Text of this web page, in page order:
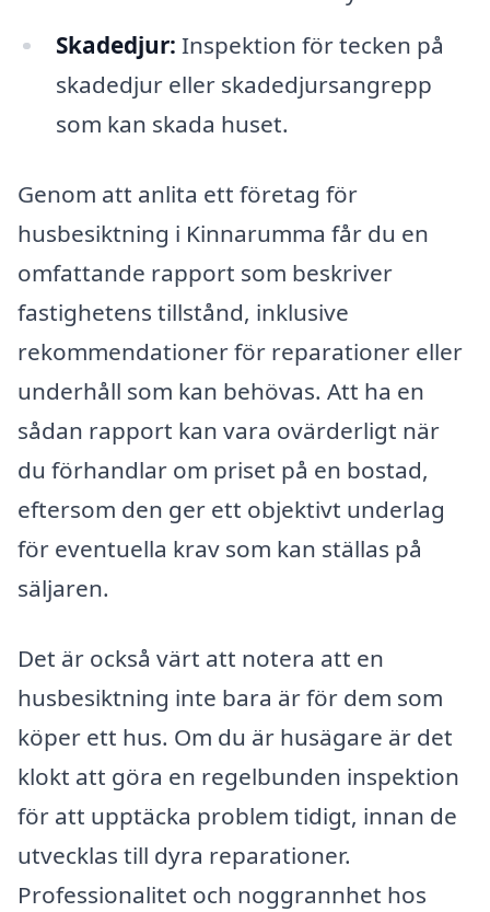
Skadedjur: Inspektion för tecken på
skadedjur eller skadedjursangrepp
som kan skada huset.
Genom att anlita ett företag för
husbesiktning i Kinnarumma får du en
omfattande rapport som beskriver
fastighetens tillstånd, inklusive
rekommendationer för reparationer eller
underhåll som kan behövas. Att ha en
sådan rapport kan vara ovärderligt när
du förhandlar om priset på en bostad,
eftersom den ger ett objektivt underlag
för eventuella krav som kan ställas på
säljaren.
Det är också värt att notera att en
husbesiktning inte bara är för dem som
köper ett hus. Om du är husägare är det
klokt att göra en regelbunden inspektion
för att upptäcka problem tidigt, innan de
utvecklas till dyra reparationer.
Professionalitet och noggrannhet hos